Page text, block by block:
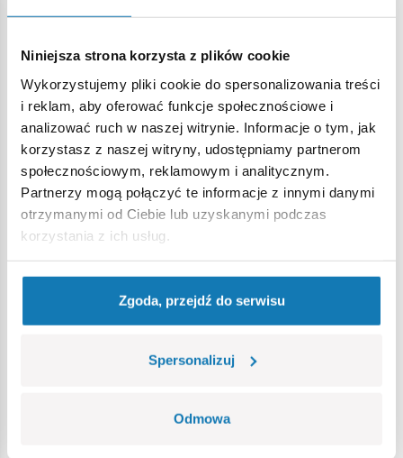
Niniejsza strona korzysta z plików cookie
Wykorzystujemy pliki cookie do spersonalizowania treści
i reklam, aby oferować funkcje społecznościowe i
analizować ruch w naszej witrynie. Informacje o tym, jak
korzystasz z naszej witryny, udostępniamy partnerom
społecznościowym, reklamowym i analitycznym.
Partnerzy mogą połączyć te informacje z innymi danymi
otrzymanymi od Ciebie lub uzyskanymi podczas
korzystania z ich usług.
Zgoda, przejdź do serwisu
Spersonalizuj
Odmowa
Strona główna Klocki na sztuki Hełmy i nakrycia głowy
Ostrzeżenie
Nieodpowiednie dla dzieci w wieku poniżej 3 lat. Zawiera
małe części, które mogą zostać połknięte lub wchłonięte
(ryzyko zadławienia). Zalecamy zachowanie opakowania w
celach informacyjnych. Zachowuje się prawo do zmiany
kolorów i szczegółów technicznych.
Bestsellery w kategorii